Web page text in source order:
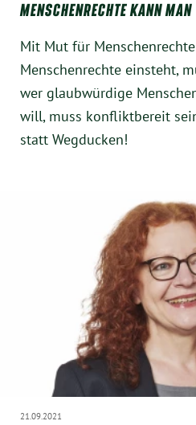
MENSCHENRECHTE KANN MAN
Mit Mut für
Menschenrechte einsteht,
wer glaubwürdige
will, muss konfliktbereit
statt Wegducken!
21.09.2021